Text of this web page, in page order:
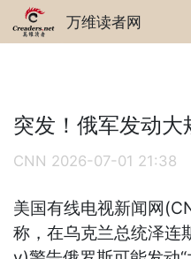
万维读者网
突发！俄军发动大
CNN 2026-07-01 21:38
美国有线电视新闻网
称，在乌克兰总统泽